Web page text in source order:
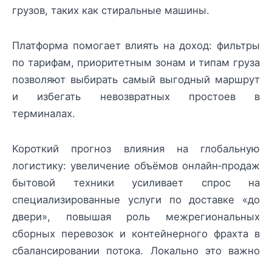
грузов, таких как стиральные машины.
Платформа помогает влиять на доход: фильтры
по тарифам, приоритетным зонам и типам груза
позволяют выбирать самый выгодный маршрут
и избегать невозвратных простоев в
терминалах.
Короткий прогноз влияния на глобальную
логистику: увеличение объёмов онлайн‑продаж
бытовой техники усиливает спрос на
специализированные услуги по доставке «до
двери», повышая роль межрегиональных
сборных перевозок и контейнерного фрахта в
сбалансировании потока. Локально это важно